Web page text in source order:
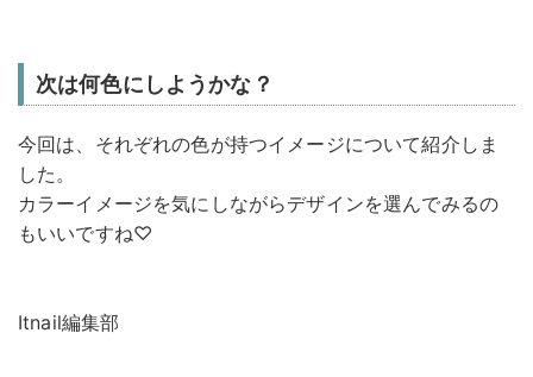
次は何色にしようかな？
今回は、それぞれの色が持つイメージについて紹介しま
した。
カラーイメージを気にしながらデザインを選んでみるの
もいいですね♡
Itnail編集部